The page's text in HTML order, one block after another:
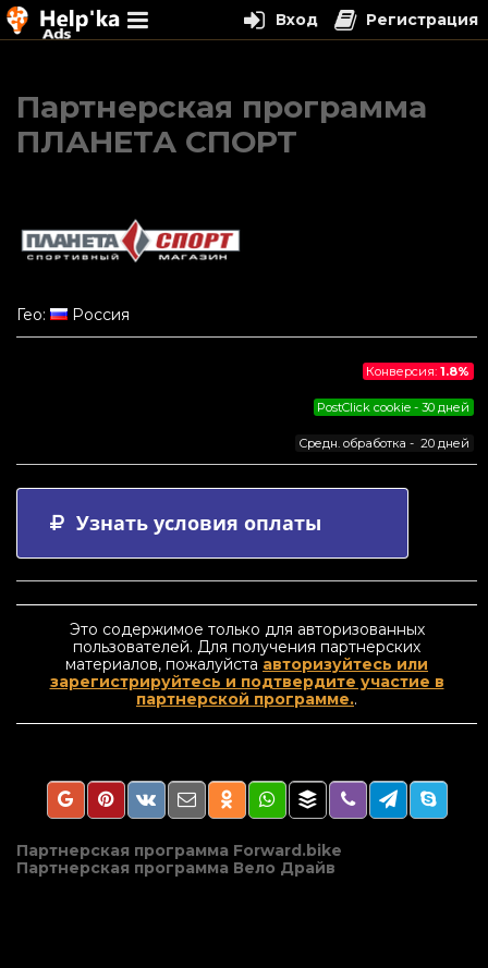
содержимому
Партнерская программа
ПЛАНЕТА СПОРТ
Гео: Россия
Конверсия: 1.8%
PostClick cookie - 30 дней
Средн. обработка - 20 дней
Узнать условия оплаты
Это содержимое только для авторизованных
пользователей. Для получения партнерских
материалов, пожалуйста авторизуйтесь или
зарегистрируйтесь и подтвердите участие в
партнерской программе..
Навигация
по
Партнерская программа Forward.bike
Партнерская программа Вело Драйв
Вход Регистрация